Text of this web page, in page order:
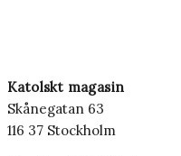
Katolskt magasin
Skånegatan 63
116 37 Stockholm